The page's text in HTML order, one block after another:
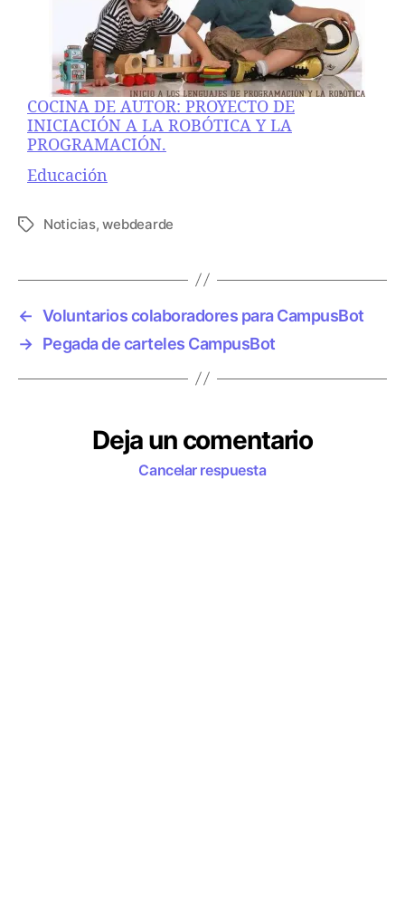
COCINA DE AUTOR: PROYECTO DE
INICIACIÓN A LA ROBÓTICA Y LA
PROGRAMACIÓN.
Respecto a
Educación
E
q
e
t
s
Noticias,webdearde
← Voluntarios colaboradores para CampusBot
→ Pegada de carteles CampusBot
Deja un comentario
Cancelar respuesta